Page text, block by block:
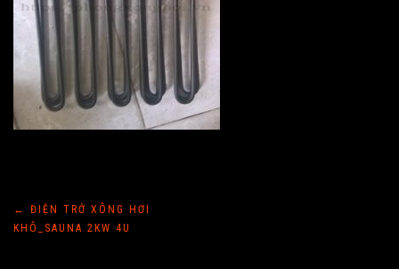
Điều
←
ĐIỆN TRỞ XÔNG HƠI
KHÔ_SAUNA 2KW 4U